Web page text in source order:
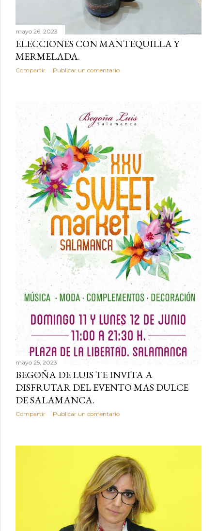
confianza. Vivimos en un mundo de mucha oferta y por
este motivo la competencia es enorme y es aquí dond...
mayo 26, 2023
ELECCIONES CON MANTEQUILLA Y
MERMELADA.
Compartir Publicar un comentario
mayo 25, 2023
BEGOÑA DE LUIS TE INVITA A
DISFRUTAR DEL EVENTO MAS DULCE
DE SALAMANCA.
Compartir Publicar un comentario